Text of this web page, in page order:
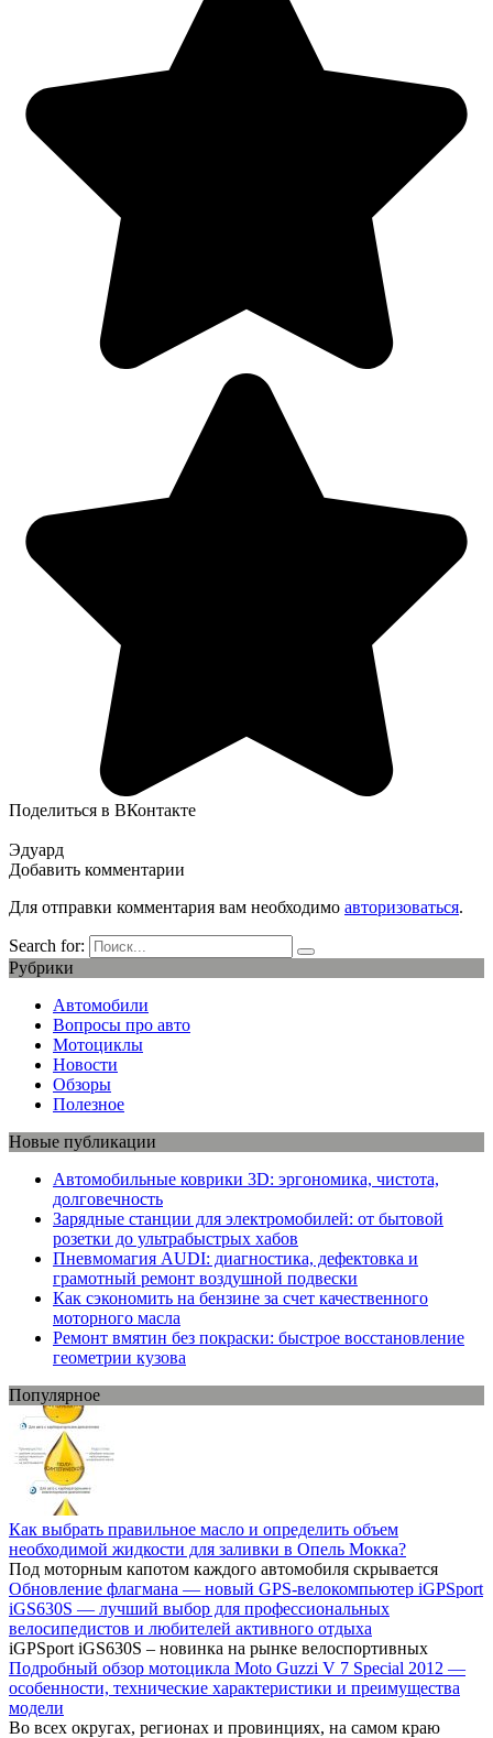
Поделиться в ВКонтакте
Эдуард
Добавить комментарии
Для отправки комментария вам необходимо авторизоваться.
Search for:
Рубрики
Автомобили
Вопросы про авто
Мотоциклы
Новости
Обзоры
Полезное
Новые публикации
Автомобильные коврики 3D: эргономика, чистота,
долговечность
Зарядные станции для электромобилей: от бытовой
розетки до ультрабыстрых хабов
Пневмомагия AUDI: диагностика, дефектовка и
грамотный ремонт воздушной подвески
Как сэкономить на бензине за счет качественного
моторного масла
Ремонт вмятин без покраски: быстрое восстановление
геометрии кузова
Популярное
Как выбрать правильное масло и определить объем
необходимой жидкости для заливки в Опель Мокка?
Под моторным капотом каждого автомобиля скрывается
Обновление флагмана — новый GPS-велокомпьютер iGPSport
iGS630S — лучший выбор для профессиональных
велосипедистов и любителей активного отдыха
iGPSport iGS630S – новинка на рынке велоспортивных
Подробный обзор мотоцикла Moto Guzzi V 7 Special 2012 —
особенности, технические характеристики и преимущества
модели
Во всех округах, регионах и провинциях, на самом краю